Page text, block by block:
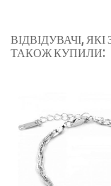
ВІДВІДУВАЧІ,
ТАКОЖ КУПИЛИ: